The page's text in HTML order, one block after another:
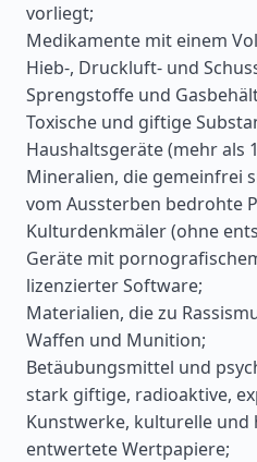
vorliegt;
Medikamente mit einem
Hieb-, Druckluft- und
Sprengstoffe und
Toxische und giftige
Haushaltsgeräte (mehr als
Mineralien, die gemeinfrei
vom Aussterben bedrohte
Kulturdenkmäler (ohne
Geräte mit
lizenzierter Software;
Materialien, die zu
Waffen und Munition;
Betäubungsmittel und
stark giftige, radioaktive,
Kunstwerke, kulturelle und
entwertete Wertpapiere;